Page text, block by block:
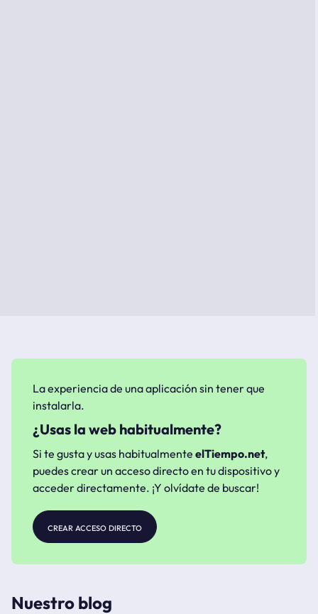
La experiencia de una aplicación sin tener que
instalarla.
¿Usas la web habitualmente?
Si te gusta y usas habitualmente elTiempo.net,
puedes crear un acceso directo en tu dispositivo y
acceder directamente. ¡Y olvídate de buscar!
crear acceso directo
Nuestro blog